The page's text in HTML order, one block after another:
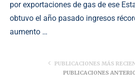
por exportaciones de gas de ese
obtuvo el año pasado ingresos
aumento …
PUBLICACIONES MÁS
PUBLICACIONES